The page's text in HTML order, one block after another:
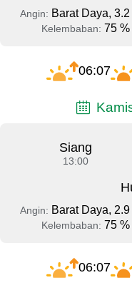
Angin: Barat Daya, 3.2
Kelembaban: 75 %
06:07
Siang
13:00
Angin: Barat Daya, 2.9
Kelembaban: 75 %
06:07